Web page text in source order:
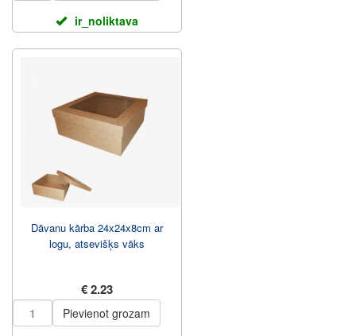
ir_noliktava
Dāvanu kārba 24x24x8cm ar
logu, atsevišķs vāks
€ 2.23
Pievienot grozam